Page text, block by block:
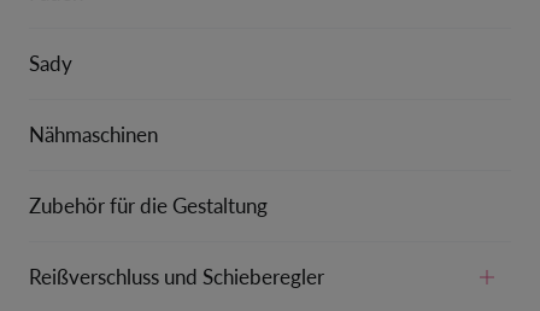
Sady
Nähmaschinen
Zubehör für die Gestaltung
Reißverschluss und Schieberegler